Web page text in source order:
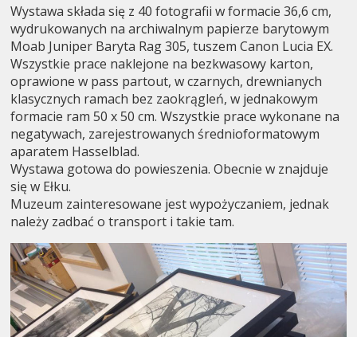
Wystawa składa się z 40 fotografii w formacie 36,6 cm,
wydrukowanych na archiwalnym papierze barytowym
Moab Juniper Baryta Rag 305, tuszem Canon Lucia EX.
Wszystkie prace naklejone na bezkwasowy karton,
oprawione w pass partout, w czarnych, drewnianych
klasycznych ramach bez zaokrągleń, w jednakowym
formacie ram 50 x 50 cm. Wszystkie prace wykonane na
negatywach, zarejestrowanych średnioformatowym
aparatem Hasselblad.
Wystawa gotowa do powieszenia. Obecnie w znajduje
się w Ełku.
Muzeum zainteresowane jest wypożyczaniem, jednak
należy zadbać o transport i takie tam.